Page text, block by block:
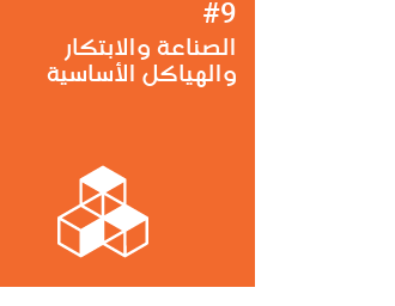
#9
الصناعة والابتكار
والهياكل الأساسية